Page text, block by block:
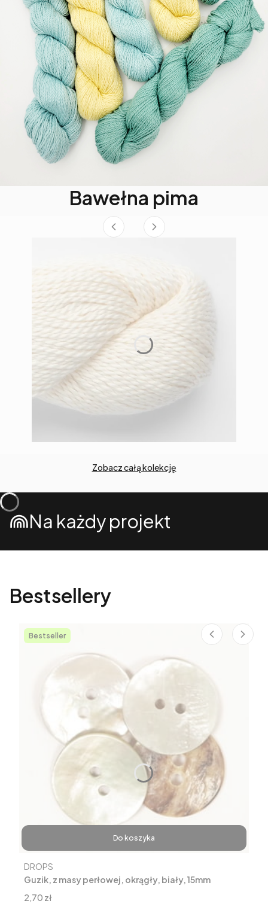
Bawełna pima
Zobacz całą kolekcję
Na każdy projekt
Bestsellery
Bestseller
Do koszyka
Guzik, z masy perłowej, okrągły, biały, 15mm
Producent
DROPS
Cena
2,70 zł